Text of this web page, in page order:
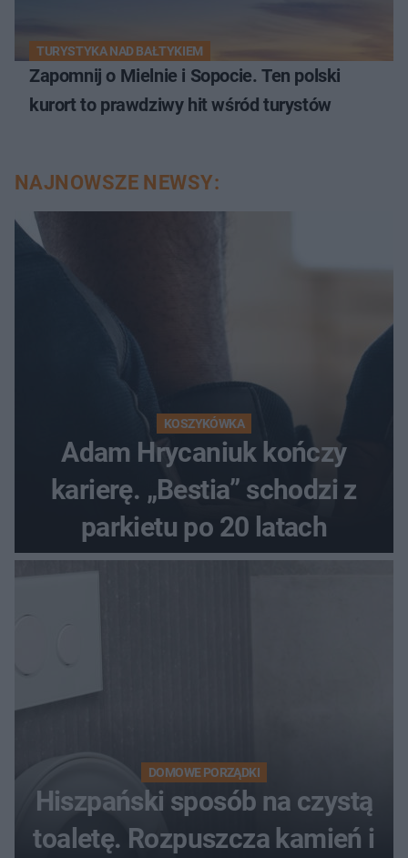
TURYSTYKA NAD BAŁTYKIEM
Zapomnij o Mielnie i Sopocie. Ten polski
kurort to prawdziwy hit wśród turystów
NAJNOWSZE NEWSY:
KOSZYKÓWKA
Adam Hrycaniuk kończy
karierę. „Bestia” schodzi z
parkietu po 20 latach
DOMOWE PORZĄDKI
Hiszpański sposób na czystą
toaletę. Rozpuszcza kamień i